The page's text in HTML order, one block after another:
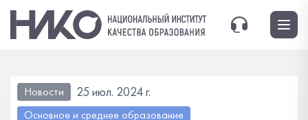
Новости 25 июл. 2024 г.
Основное и среднее образование